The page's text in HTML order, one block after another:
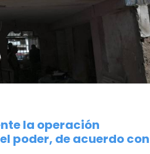
la operación
poder, de acuerdo con